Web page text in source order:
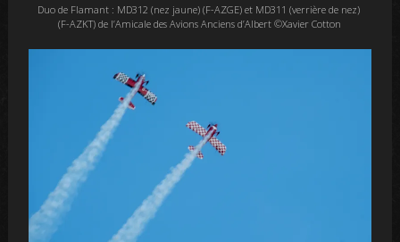
Duo de Flamant : MD312 (nez jaune) (F-AZGE) et MD311 (verrière de nez)
(F-AZKT) de l’Amicale des Avions Anciens d’Albert ©Xavier Cotton